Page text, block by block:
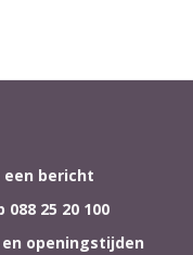
een bericht
088 25 20 100
openingstijden